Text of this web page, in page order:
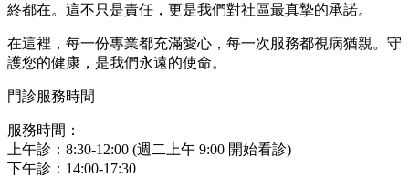
終都在。這不只是責任，更是我們對社區最真摯的承諾。
在這裡，每一份專業都充滿愛心，每一次服務都視病猶親。守
護您的健康，是我們永遠的使命。
門診服務時間
服務時間：
上午診：8:30-12:00 (週二上午 9:00 開始看診)
下午診：14:00-17:30